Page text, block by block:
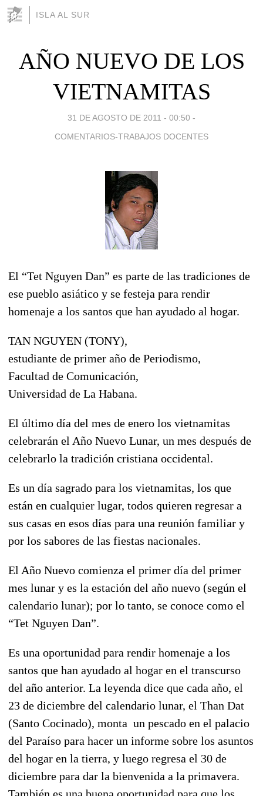
ISLA AL SUR
AÑO NUEVO DE LOS
VIETNAMITAS
31 DE AGOSTO DE 2011 - 00:50 -
COMENTARIOS-TRABAJOS DOCENTES
El “Tet Nguyen Dan” es parte de las tradiciones de
ese pueblo asiático y se festeja para rendir
homenaje a los santos que han ayudado al hogar.
TAN NGUYEN (TONY),
estudiante de primer año de Periodismo,
Facultad de Comunicación,
Universidad de La Habana.
El último día del mes de enero los vietnamitas
celebrarán el Año Nuevo Lunar, un mes después de
celebrarlo la tradición cristiana occidental.
Es un día sagrado para los vietnamitas, los que
están en cualquier lugar, todos quieren regresar a
sus casas en esos días para una reunión familiar y
por los sabores de las fiestas nacionales.
El Año Nuevo comienza el primer día del primer
mes lunar y es la estación del año nuevo (según el
calendario lunar); por lo tanto, se conoce como el
“Tet Nguyen Dan”.
Es una oportunidad para rendir homenaje a los
santos que han ayudado al hogar en el transcurso
del año anterior. La leyenda dice que cada año, el
23 de diciembre del calendario lunar, el Than Dat
(Santo Cocinado), monta un pescado en el palacio
del Paraíso para hacer un informe sobre los asuntos
del hogar en la tierra, y luego regresa el 30 de
diciembre para dar la bienvenida a la primavera.